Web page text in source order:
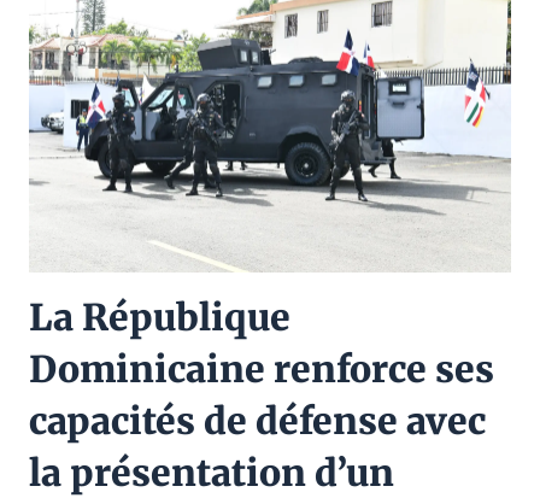
La République
Dominicaine renforce ses
capacités de défense avec
la présentation d’un